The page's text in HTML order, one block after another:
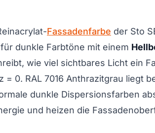
Fassadenfarbe der Sto
dunkle Farbtöne mit einem
wie viel sichtbares Licht ein
0. RAL 7016 Anthrazitgrau liegt
dunkle Dispersionsfarben
und heizen die